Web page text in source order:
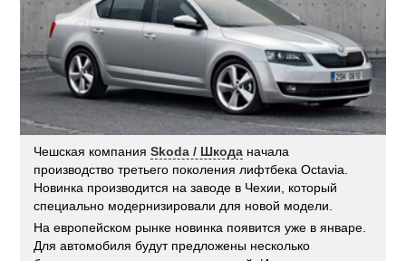
Чешская компанияSkoda / Шкода начала
производство третьего поколения лифтбека Octavia.
Новинка производится на заводе в Чехии, который
специально модернизировали для новой модели.
На европейском рынке новинка появится уже в январе.
Для автомобиля будут предложены несколько